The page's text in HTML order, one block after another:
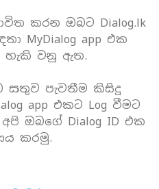
කරන ඔබට Dialog.lk
MyDialog app එක
හැකි වනු ඇත.
සතුව පැවතීම කිසිදු
app එකට Log වීමට
ඔබගේ Dialog ID එක
කරමු.